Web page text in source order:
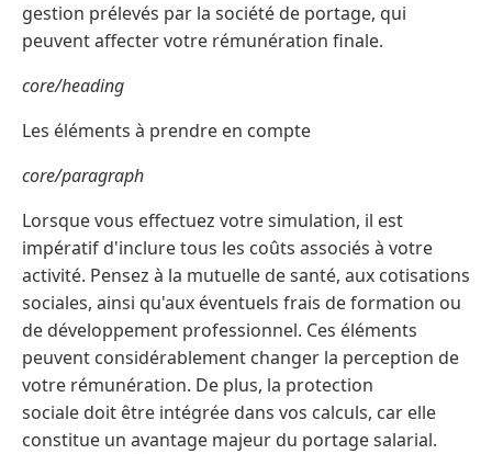
gestion prélevés par la société de portage, qui
peuvent affecter votre rémunération finale.
core/heading
Les éléments à prendre en compte
core/paragraph
Lorsque vous effectuez votre simulation, il est
impératif d'inclure tous les coûts associés à votre
activité. Pensez à la mutuelle de santé, aux cotisations
sociales, ainsi qu'aux éventuels frais de formation ou
de développement professionnel. Ces éléments
peuvent considérablement changer la perception de
votre rémunération. De plus, la protection
sociale doit être intégrée dans vos calculs, car elle
constitue un avantage majeur du portage salarial.